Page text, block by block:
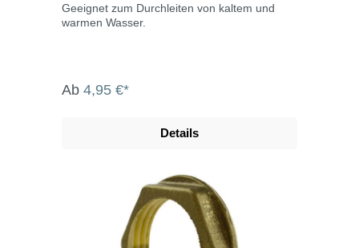
Geeignet zum Durchleiten von kaltem und
warmen Wasser.
Ab 4,95 €*
Details